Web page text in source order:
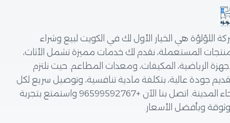
هي الخيار الأول لك في الكويت لبيع وشراء
المستعملة، نقدم لك خدمات مميزة تشمل الأثاث،
الرياضية، المكيفات، ومعدات المطاعم. حيث نلتزم
جودة عالية، بتكلفة مادية تنافسية، وتوصيل سريع لكل
أنحاء المدينة. اتصل بنا الآن +96599592767 واستمتع بتجربة
وبأفضل الأسعار.